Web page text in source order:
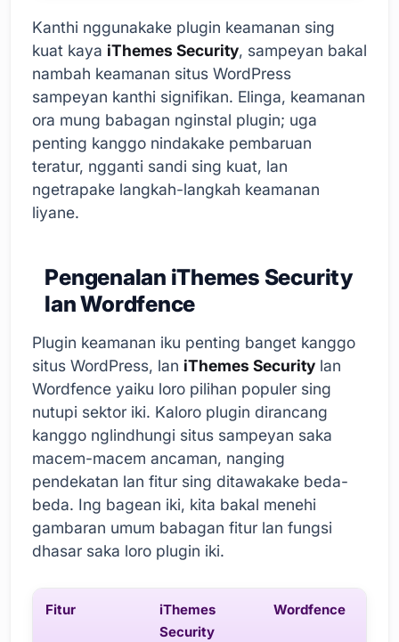
Kanthi nggunakake plugin keamanan sing
kuat kaya iThemes Security, sampeyan bakal
nambah keamanan situs WordPress
sampeyan kanthi signifikan. Elinga, keamanan
ora mung babagan nginstal plugin; uga
penting kanggo nindakake pembaruan
teratur, ngganti sandi sing kuat, lan
ngetrapake langkah-langkah keamanan
liyane.
Pengenalan iThemes Security
lan Wordfence
Plugin keamanan iku penting banget kanggo
situs WordPress, lan iThemes Security lan
Wordfence yaiku loro pilihan populer sing
nutupi sektor iki. Kaloro plugin dirancang
kanggo nglindhungi situs sampeyan saka
macem-macem ancaman, nanging
pendekatan lan fitur sing ditawakake beda-
beda. Ing bagean iki, kita bakal menehi
gambaran umum babagan fitur lan fungsi
dhasar saka loro plugin iki.
Fitur
iThemes
Security
Wordfence